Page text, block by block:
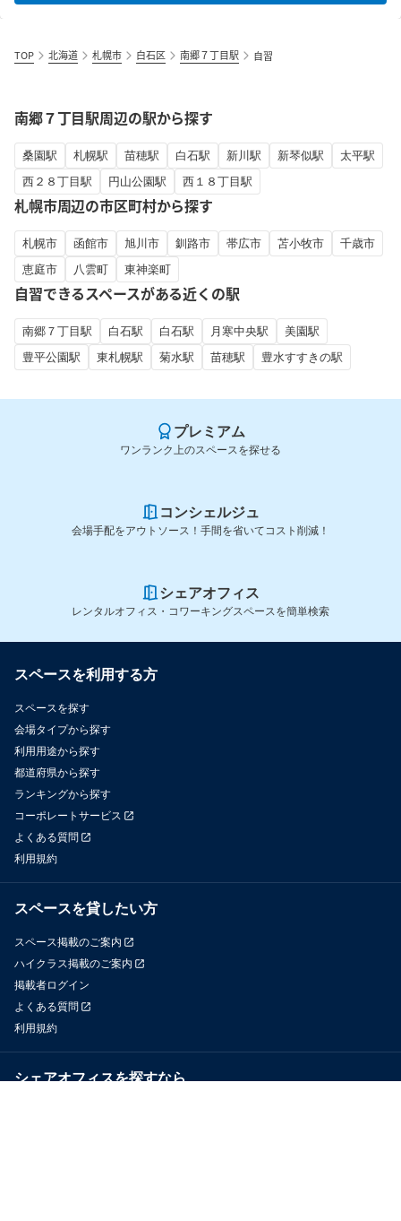
TOP 北海道 札幌市 白石区 南郷７丁目駅 自習
南郷７丁目駅周辺の駅から探す
桑園駅 札幌駅 苗穂駅 白石駅 新川駅 新琴似駅
太平駅
西２８丁目駅
円山公園駅 西１８丁目駅
札幌市周辺の市区町村から探す
札幌市 函館市 旭川市 釧路市 帯広市 苫小牧市
千歳市
恵庭市
八雲町 東神楽町
自習できるスペースがある近くの駅
南郷７丁目駅 白石駅 白石駅 月寒中央駅
美園駅
豊平公園駅
東札幌駅 菊水駅 苗穂駅 豊水すすきの駅
プレミアム
ワンランク上のスペースを探せる
コンシェルジュ
会場手配をアウトソース！手間を省いてコスト削減！
シェアオフィス
レンタルオフィス・コワーキングスペースを簡単検索
スペースを利用する方
スペースを探す
会場タイプから探す
利用用途から探す
都道府県から探す
ランキングから探す
コーポレートサービス
よくある質問
利用規約
スペースを貸したい方
スペース掲載のご案内
ハイクラス掲載のご案内
掲載者ログイン
よくある質問
利用規約
シェアオフィスを探すなら